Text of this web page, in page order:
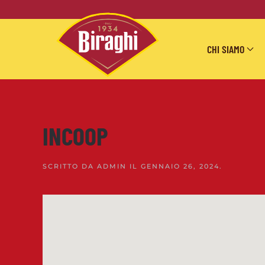
Skip to main content
CHI SIAMO
INCOOP
SCRITTO DA ADMIN IL GENNAIO 26, 2024.